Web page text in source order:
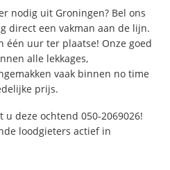
nodig uit Groningen? Bel ons
direct een vakman aan de lijn.
uur ter plaatse! Onze goed
alle lekkages,
vaak binnen no time
prijs.
u deze ochtend 050-2069026!
loodgieters actief in